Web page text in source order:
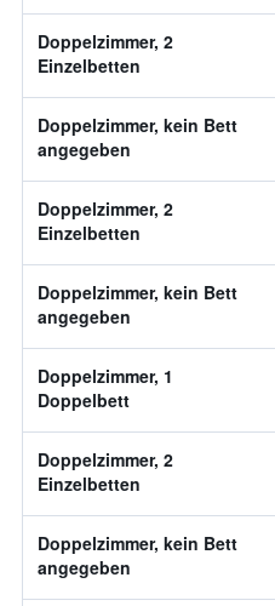
Doppelzimmer, 2
Einzelbetten
Doppelzimmer, kein Bett
angegeben
Doppelzimmer, 2
Einzelbetten
Doppelzimmer, kein Bett
angegeben
Doppelzimmer, 1
Doppelbett
Doppelzimmer, 2
Einzelbetten
Doppelzimmer, kein Bett
angegeben